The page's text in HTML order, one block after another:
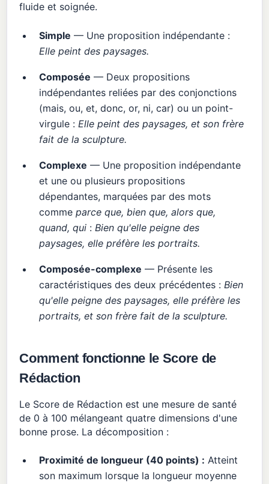
fluide et soignée.
Simple — Une proposition indépendante :
Elle peint des paysages.
Composée — Deux propositions
indépendantes reliées par des conjonctions
(mais, ou, et, donc, or, ni, car) ou un point-
virgule : Elle peint des paysages, et son frère
fait de la sculpture.
Complexe — Une proposition indépendante
et une ou plusieurs propositions
dépendantes, marquées par des mots
comme parce que, bien que, alors que,
quand, qui: Bien qu'elle peigne des
paysages, elle préfère les portraits.
Composée-complexe — Présente les
caractéristiques des deux précédentes : Bien
qu'elle peigne des paysages, elle préfère les
portraits, et son frère fait de la sculpture.
Comment fonctionne le Score de
Rédaction
Le Score de Rédaction est une mesure de santé
de 0 à 100 mélangeant quatre dimensions d'une
bonne prose. La décomposition :
Proximité de longueur (40 points) : Atteint
son maximum lorsque la longueur moyenne